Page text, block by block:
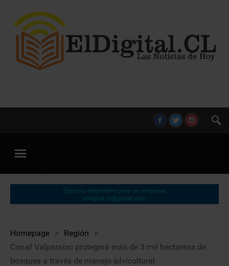
Homepage > Región
>
Conaf Valparaíso protegerá más de 3 mil hectáreas de
bosques a través de manejo silvicultural